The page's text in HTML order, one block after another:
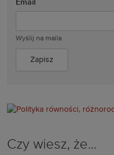
Email
Wyślij na maila
Czy wiesz, że...